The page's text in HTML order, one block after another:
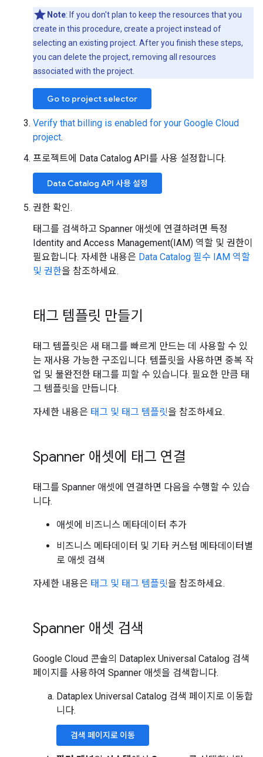
Note: If you don't plan to keep the resources that you
create in this procedure, create a project instead of
selecting an existing project. After you finish these steps,
you can delete the project, removing all resources
associated with the project.
Go to project selector
Verify that billing is enabled for your Google Cloud
project.
프로젝트에 Data Catalog API를 사용 설정합니다.
Data Catalog API 사용 설정
권한 확인.
태그를 검색하고 Spanner 애셋에 연결하려면 특정
Identity and Access Management(IAM) 역할 및 권한이
필요합니다. 자세한 내용은 Data Catalog 필수 IAM 역할
및 권한을 참조하세요.
태그 템플릿 만들기
태그 템플릿은 새 태그를 빠르게 만드는 데 사용할 수 있
는 재사용 가능한 구조입니다. 템플릿을 사용하면 중복 작
업 및 불완전한 태그를 피할 수 있습니다. 필요한 만큼 태
그 템플릿을 만듭니다.
자세한 내용은 태그 및 태그 템플릿을 참조하세요.
Spanner 애셋에 태그 연결
태그를 Spanner 애셋에 연결하면 다음을 수행할 수 있습
니다.
애셋에 비즈니스 메타데이터 추가
비즈니스 메타데이터 및 기타 커스텀 메타데이터별
로 애셋 검색
자세한 내용은 태그 및 태그 템플릿을 참조하세요.
Spanner 애셋 검색
Google Cloud 콘솔의 Dataplex Universal Catalog 검색
페이지를 사용하여 Spanner 애셋을 검색합니다.
Dataplex Universal Catalog 검색 페이지로 이동합
니다.
검색 페이지로 이동